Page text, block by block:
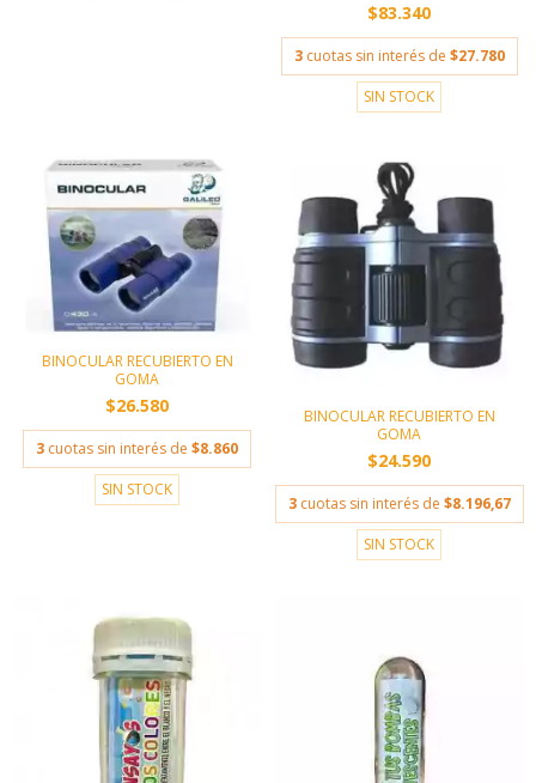
$83.340
3 cuotas sin interés de $27.780
SIN STOCK
BINOCULAR RECUBIERTO EN
GOMA
$26.580
3 cuotas sin interés de $8.860
SIN STOCK
BINOCULAR RECUBIERTO EN
GOMA
$24.590
3 cuotas sin interés de $8.196,67
SIN STOCK